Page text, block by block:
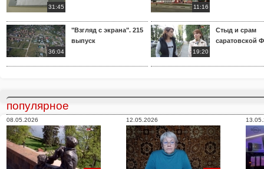
31:45
36:04
"Взгляд с экрана". 215
выпуск
11:16
19:20
Стыд и срам
саратовской
популярное
08.05.2026 12.05.2026